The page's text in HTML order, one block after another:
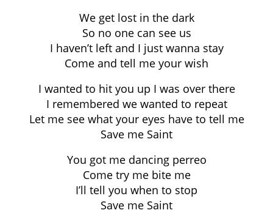
We get lost in the dark
So no one can see us
I haven’t left and I just wanna stay
Come and tell me your wish
I wanted to hit you up I was over there
I remembered we wanted to repeat
Let me see what your eyes have to tell me
Save me Saint
You got me dancing perreo
Come try me bite me
I’ll tell you when to stop
Save me Saint